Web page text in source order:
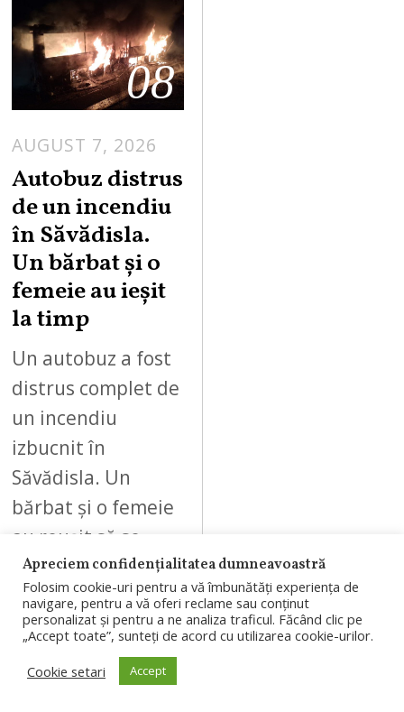
08
AUGUST 7, 2026
Autobuz distrus
de un incendiu
în Săvădisla.
Un bărbat și o
femeie au ieșit
la timp
Un autobuz a fost
distrus complet de
un incendiu
izbucnit în
Săvădisla. Un
bărbat și o femeie
au reușit să se
autoevacueze…
09
Apreciem confidențialitatea dumneavoastră
Folosim cookie-uri pentru a vă îmbunătăți experiența de
navigare, pentru a vă oferi reclame sau conținut
personalizat și pentru a ne analiza traficul. Făcând clic pe
„Accept toate”, sunteți de acord cu utilizarea cookie-urilor.
Cookie setari
Accept